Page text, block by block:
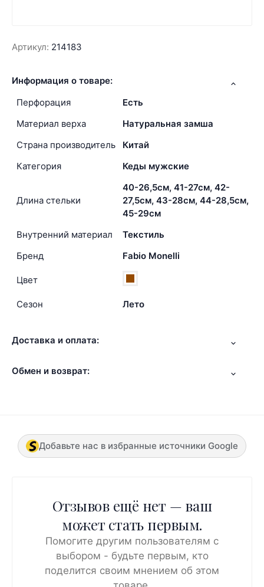
Артикул: 214183
Информация о товаре:
Перфорация
Есть
Материал верха
Натуральная замша
Страна производитель
Китай
Категория
Кеды мужские
Длина стельки
40-26,5см, 41-27см, 42-
27,5см, 43-28см, 44-28,5см,
45-29см
Внутренний материал
Текстиль
Бренд
Fabio Monelli
Цвет
Сезон Лето
Доставка и оплата:
Обмен и возврат:
Добавьте нас в избранные источники Google
Отзывов ещё нет — ваш
может стать первым.
Помогите другим пользователям с
выбором - будьте первым, кто
поделится своим мнением об этом